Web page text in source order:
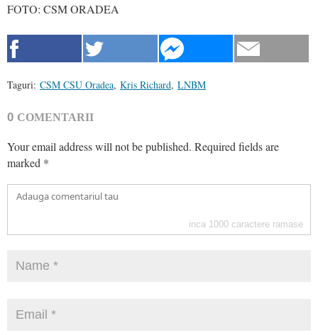
FOTO: CSM ORADEA
Taguri: CSM CSU Oradea, Kris Richard, LNBM
0 COMENTARII
Your email address will not be published. Required fields are
marked *
inca 1000 caractere ramase